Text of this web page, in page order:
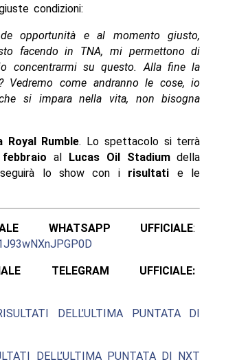
condizioni:
opportunità e al momento giusto,
facendo in TNA, mi permettono di
concentrarmi su questo. Alla fine la
come andranno le cose, io
si impara nella vita, non bisogna
Royal Rumble. Lo spettacolo si terrà
alLucas Oil Stadiumdella
lo show con i risultati e le
WHATSAPP UFFICIALE:
TELEGRAM UFFICIALE:
DELL’ULTIMA PUNTATA DI
DELL’ULTIMA PUNTATA DI NXT